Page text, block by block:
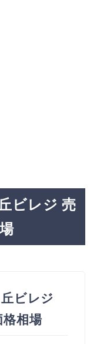
ビレジ 売
ビレジ
格相場